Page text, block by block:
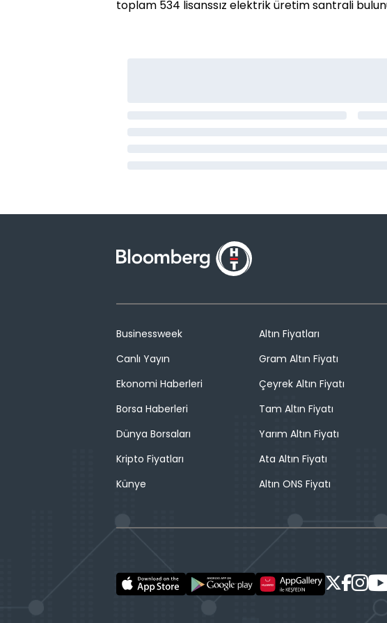
toplam 534 lisanssız elektrik üretim santrali
Businessweek
Canlı Yayın
Ekonomi Haberleri
Borsa Haberleri
Dünya Borsaları
Kripto Fiyatları
Künye
Altın Fiyatları
Gram Altın Fiyatı
Çeyrek Altın Fiyatı
Tam Altın Fiyatı
Yarım Altın Fiyatı
Ata Altın Fiyatı
Altın ONS Fiyatı